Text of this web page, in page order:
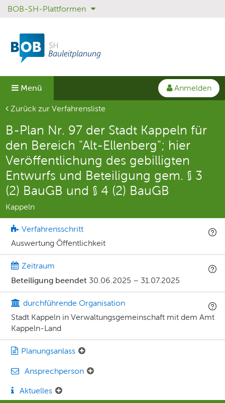
Sprungmenü
Direkt
Hauptnavigation
springen
Direkt
Inhalt
springen
BOB-SH-Plattformen
Menü
Anmelden
Aktuelle Seite
Zurück zur Verfahrensliste
B-Plan Nr. 97 der Stadt Kappeln für
den Bereich "Alt-Ellenberg"; hier
Veröffentlichung des gebilligten
Entwurfs und Beteiligung gem. § 3
(2) BauGB und § 4 (2) BauGB
Kappeln
Verfahrensschritt
Auswertung Öffentlichkeit
Zeitraum
Beteiligung beendet 30.06.2025 – 31.07.2025
durchführende Organisation
Stadt Kappeln in Verwaltungsgemeinschaft mit dem Amt
Kappeln-Land
Planungsanlass
Ansprechperson
Aktuelles